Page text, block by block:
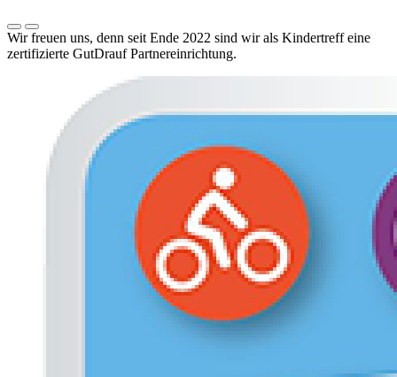
Wir freuen uns, denn seit Ende 2022 sind wir als Kindertreff eine
zertifizierte GutDrauf Partnereinrichtung.